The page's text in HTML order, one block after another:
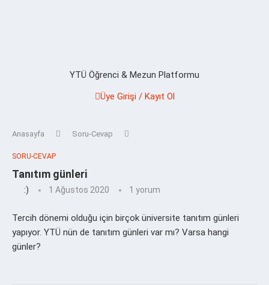
YTÜ Öğrenci & Mezun Platformu
Üye Girişi / Kayıt Ol
Anasayfa Soru-Cevap
SORU-CEVAP
Tanıtım günleri
:) 1 Ağustos 2020 1 yorum
Tercih dönemi olduğu için birçok üniversite tanıtım günleri
yapıyor. YTÜ nün de tanıtım günleri var mı? Varsa hangi
günler?